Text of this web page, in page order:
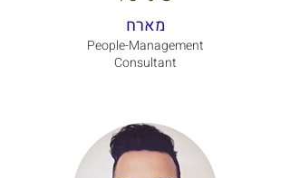
מארח
People-Management
Consultant